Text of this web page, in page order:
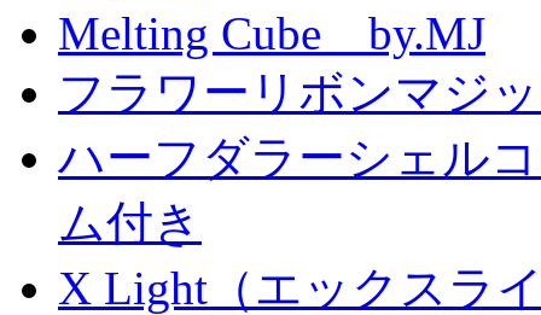
Melting Cube by.MJ
フラワーリボンマジ
ハーフダラーシェル
ム付き
X Light（エックスラ